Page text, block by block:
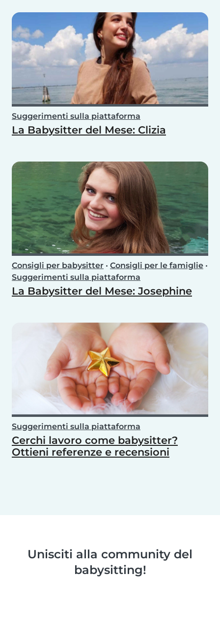
Suggerimenti sulla piattaforma
La Babysitter del Mese: Clizia
Consigli per babysitter • Consigli per le famiglie •
Suggerimenti sulla piattaforma
La Babysitter del Mese: Josephine
Suggerimenti sulla piattaforma
Cerchi lavoro come babysitter?
Ottieni referenze e recensioni
Unisciti alla community del
babysitting!